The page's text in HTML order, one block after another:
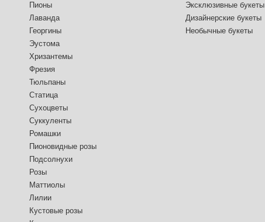
Пионы
Лаванда
Георгины
Эустома
Хризантемы
Фрезия
Тюльпаны
Статица
Сухоцветы
Суккуленты
Ромашки
Пионовидные розы
Подсолнухи
Розы
Маттиолы
Лилии
Кустовые розы
Эксклюзивные букеты
Дизайнерские букеты
Необычные букеты